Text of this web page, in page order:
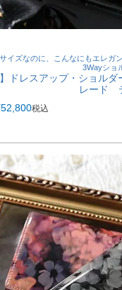
イズなのに、こんなにもエレガ
3Wayショ
】ドレスアップ・ショル
レード
52,800税込